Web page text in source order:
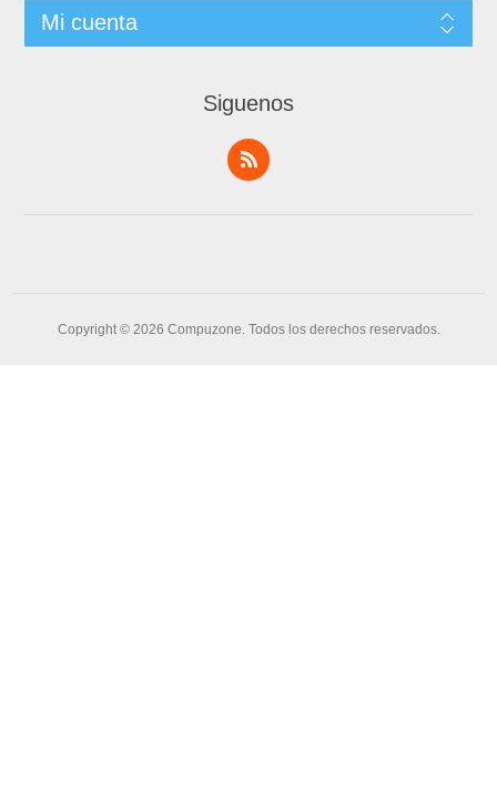
Mi cuenta
Siguenos
Copyright © 2026 Compuzone. Todos los derechos reservados.